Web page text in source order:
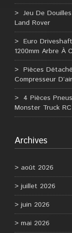
Jeu De
Land Rover
Euro
1200mm Arbre À
Pièces
Compresseur D’air
4 Pièces
Monster Truck
Archives
août 2026
juillet 2026
juin 2026
mai 2026